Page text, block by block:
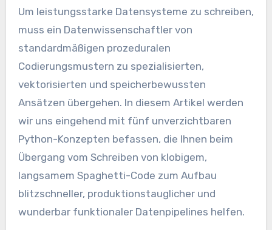
Um leistungsstarke Datensysteme zu schreiben,
muss ein Datenwissenschaftler von
standardmäßigen prozeduralen
Codierungsmustern zu spezialisierten,
vektorisierten und speicherbewussten
Ansätzen übergehen. In diesem Artikel werden
wir uns eingehend mit fünf unverzichtbaren
Python-Konzepten befassen, die Ihnen beim
Übergang vom Schreiben von klobigem,
langsamem Spaghetti-Code zum Aufbau
blitzschneller, produktionstauglicher und
wunderbar funktionaler Datenpipelines helfen.